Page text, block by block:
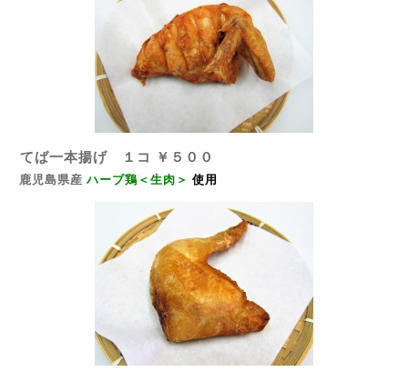
てば一本揚げ １コ ￥５００
鹿児島県産 ハーブ鶏＜生肉＞ 使用